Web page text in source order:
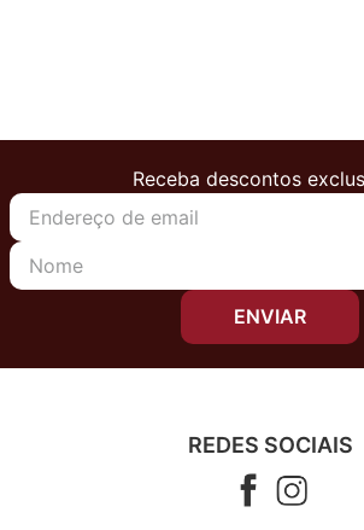
Receba descontos
ENVIAR
REDES SOCIAIS